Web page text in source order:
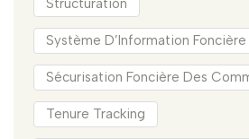
Structuration
Système D’Information Foncière
Sécurisation Foncière Des
Tenure Tracking